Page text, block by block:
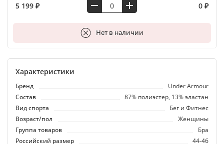
5 199 ₽ 0 ₽
Нет в наличии
В корзину
Характеристики
Бренд
Under Armour
Состав
87% полиэстер, 13% эластан
Вид спорта
Бег и Фитнес
Возраст/пол
Женщины
Группа товаров
Бра
Российский размер
44-46